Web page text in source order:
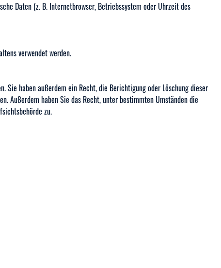
Daten (z. B. Internetbrowser, Betriebssystem oder Uhrzeit des
verwendet werden.
Sie haben außerdem ein Recht, die Berichtigung oder Löschung dieser
Außerdem haben Sie das Recht, unter bestimmten Umständen die
zu.